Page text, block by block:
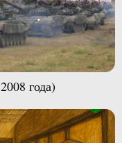
года)